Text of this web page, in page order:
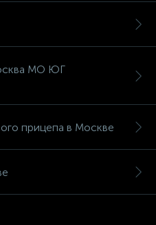
МО ЮГ
прицепа в Москве